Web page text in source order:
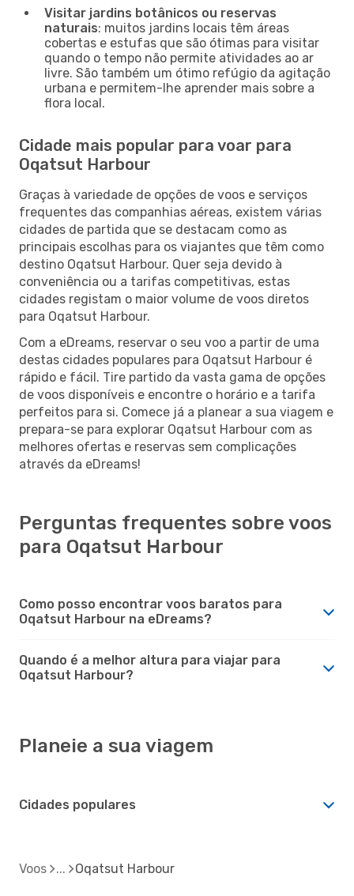
Visitar jardins botânicos ou reservas
naturais: muitos jardins locais têm áreas
cobertas e estufas que são ótimas para visitar
quando o tempo não permite atividades ao ar
livre. São também um ótimo refúgio da agitação
urbana e permitem-lhe aprender mais sobre a
flora local.
Cidade mais popular para voar para
Oqatsut Harbour
Graças à variedade de opções de voos e serviços
frequentes das companhias aéreas, existem várias
cidades de partida que se destacam como as
principais escolhas para os viajantes que têm como
destino Oqatsut Harbour. Quer seja devido à
conveniência ou a tarifas competitivas, estas
cidades registam o maior volume de voos diretos
para Oqatsut Harbour.
Com a eDreams, reservar o seu voo a partir de uma
destas cidades populares para Oqatsut Harbour é
rápido e fácil. Tire partido da vasta gama de opções
de voos disponíveis e encontre o horário e a tarifa
perfeitos para si. Comece já a planear a sua viagem e
prepara-se para explorar Oqatsut Harbour com as
melhores ofertas e reservas sem complicações
através da eDreams!
Perguntas frequentes sobre voos
para Oqatsut Harbour
Como posso encontrar voos baratos para
Oqatsut Harbour na eDreams?
Quando é a melhor altura para viajar para
Oqatsut Harbour?
Planeie a sua viagem
Cidades populares
Voos Oqatsut Harbour